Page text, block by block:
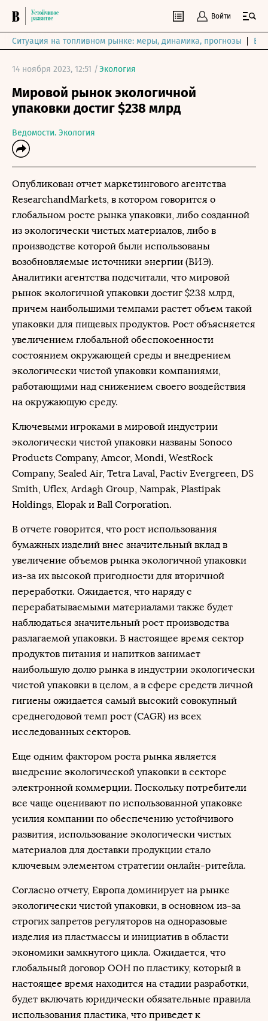
Войти
Ситуация на топливном рынке: меры, динамика, прогнозы
14 ноября 2023, 12:51 /Экология
Мировой рынок экологичной
упаковки достиг $238 млрд
Ведомости. Экология
Опубликован отчет маркетингового агентства
ResearchandMarkets, в котором говорится о
глобальном росте рынка упаковки, либо созданной
из экологически чистых материалов, либо в
производстве которой были использованы
возобновляемые источники энергии (ВИЭ).
Аналитики агентства подсчитали, что мировой
рынок экологичной упаковки достиг $238 млрд,
причем наибольшими темпами растет объем такой
упаковки для пищевых продуктов. Рост объясняется
увеличением глобальной обеспокоенности
состоянием окружающей среды и внедрением
экологически чистой упаковки компаниями,
работающими над снижением своего воздействия
на окружающую среду.
Ключевыми игроками в мировой индустрии
экологически чистой упаковки названы Sonoco
Products Company, Amcor, Mondi, WestRock
Company, Sealed Air, Tetra Laval, Pactiv Evergreen, DS
Smith, Uflex, Ardagh Group, Nampak, Plastipak
Holdings, Elopak и Ball Corporation.
В отчете говорится, что рост использования
бумажных изделий внес значительный вклад в
увеличение объемов рынка экологичной упаковки
из-за их высокой пригодности для вторичной
переработки. Ожидается, что наряду с
перерабатываемыми материалами также будет
наблюдаться значительный рост производства
разлагаемой упаковки. В настоящее время сектор
продуктов питания и напитков занимает
наибольшую долю рынка в индустрии экологически
чистой упаковки в целом, а в сфере средств личной
гигиены ожидается самый высокий совокупный
среднегодовой темп рост (CAGR) из всех
исследованных секторов.
Еще одним фактором роста рынка является
внедрение экологической упаковки в секторе
электронной коммерции. Поскольку потребители
все чаще оценивают по использованной упаковке
усилия компании по обеспечению устойчивого
развития, использование экологически чистых
материалов для доставки продукции стало
ключевым элементом стратегии онлайн-ритейла.
Согласно отчету, Европа доминирует на рынке
экологически чистой упаковки, в основном из-за
строгих запретов регуляторов на одноразовые
изделия из пластмассы и инициатив в области
экономики замкнутого цикла. Ожидается, что
глобальный договор ООН по пластику, который в
настоящее время находится на стадии разработки,
будет включать юридически обязательные правила
использования пластика, что приведет к